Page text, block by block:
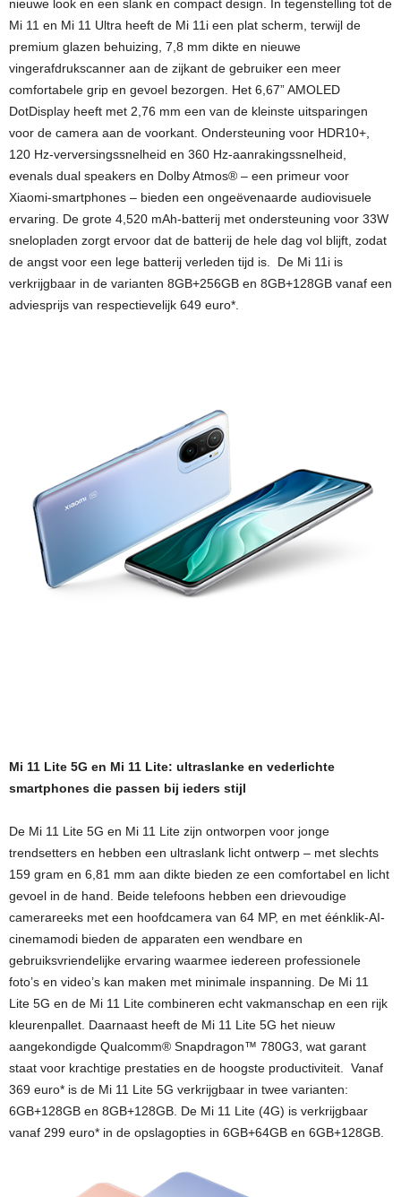
nieuwe look en een slank en compact design. In tegenstelling tot de
Mi 11 en Mi 11 Ultra heeft de Mi 11i een plat scherm, terwijl de
premium glazen behuizing, 7,8 mm dikte en nieuwe
vingerafdrukscanner aan de zijkant de gebruiker een meer
comfortabele grip en gevoel bezorgen. Het 6,67” AMOLED
DotDisplay heeft met 2,76 mm een van de kleinste uitsparingen
voor de camera aan de voorkant. Ondersteuning voor HDR10+,
120 Hz-verversingssnelheid en 360 Hz-aanrakingssnelheid,
evenals dual speakers en Dolby Atmos® – een primeur voor
Xiaomi-smartphones – bieden een ongeëvenaarde audiovisuele
ervaring. De grote 4,520 mAh-batterij met ondersteuning voor 33W
snelopladen zorgt ervoor dat de batterij de hele dag vol blijft, zodat
de angst voor een lege batterij verleden tijd is. De Mi 11i is
verkrijgbaar in de varianten 8GB+256GB en 8GB+128GB vanaf een
adviesprijs van respectievelijk 649 euro*.
Mi 11 Lite 5G en Mi 11 Lite: ultraslanke en vederlichte
smartphones die passen bij ieders stijl
De Mi 11 Lite 5G en Mi 11 Lite zijn ontworpen voor jonge
trendsetters en hebben een ultraslank licht ontwerp – met slechts
159 gram en 6,81 mm aan dikte bieden ze een comfortabel en licht
gevoel in de hand. Beide telefoons hebben een drievoudige
camerareeks met een hoofdcamera van 64 MP, en met éénklik-AI-
cinemamodi bieden de apparaten een wendbare en
gebruiksvriendelijke ervaring waarmee iedereen professionele
foto’s en video’s kan maken met minimale inspanning. De Mi 11
Lite 5G en de Mi 11 Lite combineren echt vakmanschap en een rijk
kleurenpallet. Daarnaast heeft de Mi 11 Lite 5G het nieuw
aangekondigde Qualcomm® Snapdragon™ 780G3, wat garant
staat voor krachtige prestaties en de hoogste productiviteit. Vanaf
369 euro* is de Mi 11 Lite 5G verkrijgbaar in twee varianten:
6GB+128GB en 8GB+128GB. De Mi 11 Lite (4G) is verkrijgbaar
vanaf 299 euro* in de opslagopties in 6GB+64GB en 6GB+128GB.